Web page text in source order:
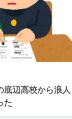
底辺高校から浪
た